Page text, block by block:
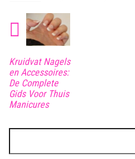
Kruidvat Nagels
en Accessoires:
De Complete
Gids Voor Thuis
Manicures
naar: